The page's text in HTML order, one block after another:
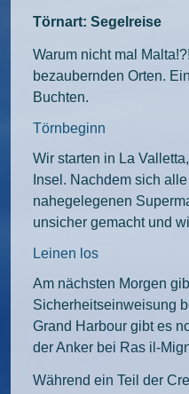
Törnart: Segelreise
Warum nicht mal
bezaubernden Orten.
Buchten.
Törnbeginn
Wir starten in La
Insel. Nachdem sich
nahegelegenen
unsicher gemacht und
Leinen los
Am nächsten Morgen
Sicherheitseinweisung
Grand Harbour gibt es
der Anker bei Ras il-
Während ein Teil der